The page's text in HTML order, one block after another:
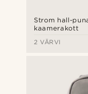
Strom hall-
kaamerakott
2 VÄRVI